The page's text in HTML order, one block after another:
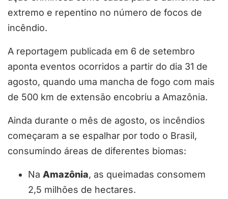
extremo e repentino no número de focos de
incêndio.
A reportagem publicada em 6 de setembro
aponta eventos ocorridos a partir do dia 31 de
agosto, quando uma mancha de fogo com mais
de 500 km de extensão encobriu a Amazônia.
Ainda durante o mês de agosto, os incêndios
começaram a se espalhar por todo o Brasil,
consumindo áreas de diferentes biomas:
Na Amazônia, as queimadas consomem
2,5 milhões de hectares.